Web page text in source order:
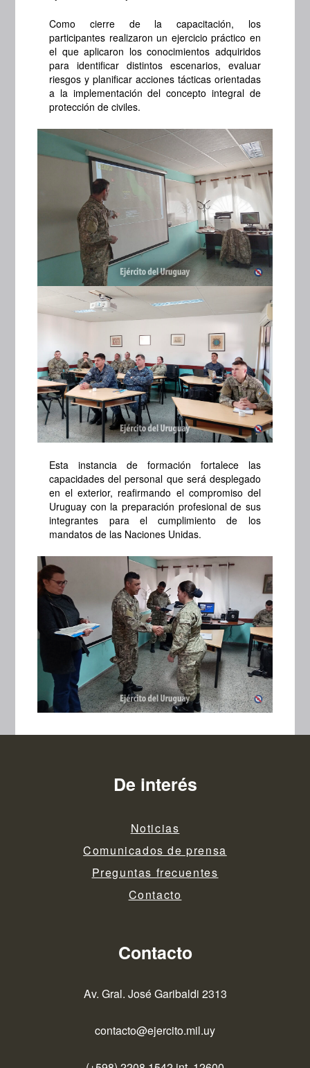
Como cierre de la capacitación, los
participantes realizaron un ejercicio práctico en
el que aplicaron los conocimientos adquiridos
para identificar distintos escenarios, evaluar
riesgos y planificar acciones tácticas orientadas
a la implementación del concepto integral de
protección de civiles.
Esta instancia de formación fortalece las
capacidades del personal que será desplegado
en el exterior, reafirmando el compromiso del
Uruguay con la preparación profesional de sus
integrantes para el cumplimiento de los
mandatos de las Naciones Unidas.
De interés
Noticias
Comunicados de prensa
Preguntas frecuentes
Contacto
Contacto
Av. Gral. José Garibaldi 2313
contacto@ejercito.mil.uy